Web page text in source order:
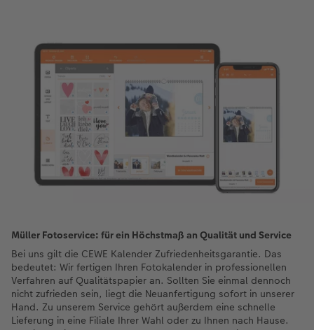
Müller Fotoservice: für ein Höchstmaß an Qualität und Service
Bei uns gilt die CEWE Kalender Zufriedenheitsgarantie. Das
bedeutet: Wir fertigen Ihren Fotokalender in professionellen
Verfahren auf Qualitätspapier an. Sollten Sie einmal dennoch
nicht zufrieden sein, liegt die Neuanfertigung sofort in unserer
Hand. Zu unserem Service gehört außerdem eine schnelle
Lieferung in eine Filiale Ihrer Wahl oder zu Ihnen nach Hause.